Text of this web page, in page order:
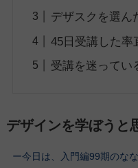
デザスクを選ん
45日受講した率
受講を迷ってい
デザインを学ぼうと
ー今日は、入門編99期のな